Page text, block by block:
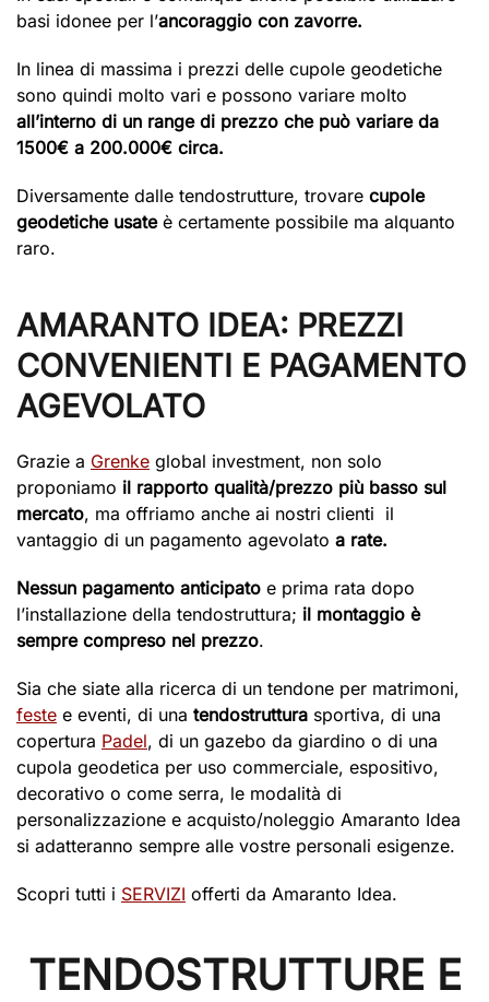
basi idonee per l’ancoraggio con zavorre.
In linea di massima i prezzi delle cupole geodetiche
sono quindi molto vari e possono variare molto
all’interno di un range di prezzo che può variare da
1500€ a 200.000€ circa.
Diversamente dalle tendostrutture, trovare cupole
geodetiche usateè certamente possibile ma alquanto
raro.
AMARANTO IDEA: PREZZI
CONVENIENTI E PAGAMENTO
AGEVOLATO
Grazie a Grenke global investment, non solo
proponiamo il rapporto qualità/prezzo più basso sul
mercato, ma offriamo anche ai nostri clienti il
vantaggio di un pagamento agevolato a rate.
Nessun pagamento anticipato e prima rata dopo
l’installazione della tendostruttura; il montaggio è
sempre compreso nel prezzo.
Sia che siate alla ricerca di un tendone per matrimoni,
feste e eventi, di una tendostruttura sportiva, di una
copertura Padel, di un gazebo da giardino o di una
cupola geodetica per uso commerciale, espositivo,
decorativo o come serra, le modalità di
personalizzazione e acquisto/noleggio Amaranto Idea
si adatteranno sempre alle vostre personali esigenze.
Scopri tutti i SERVIZI offerti da Amaranto Idea.
TENDOSTRUTTURE E